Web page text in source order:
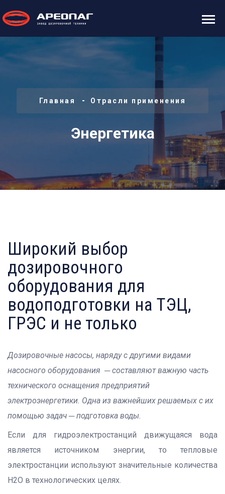
Главная Отрасли применения
Энергетика
Широкий выбор
дозировочного
оборудования для
водоподготовки на ТЭЦ,
ГРЭС и не только
Дозировочные насосы, наряду с другими видами
насосного оборудования ─ составляют важную часть
технического оснащения предприятий
электроэнергетики. Одна из важнейших решаемых с их
помощью задач ─ подготовка воды.
Если для гидроэлектростанций движущаяся вода
является источником энергии, то тепловые
электростанции используют значительные количества
H2O в технологических целях.